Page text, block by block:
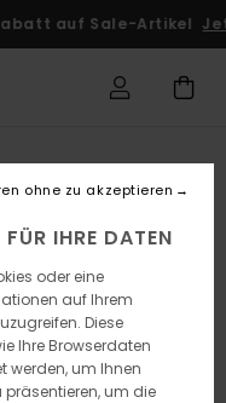
auf Sale-Artikel
IHRE DATEN
oder eine
auf Ihrem
Diese
Ihre Browserdaten
werden, um Ihnen
um die
ohne zu akzeptieren